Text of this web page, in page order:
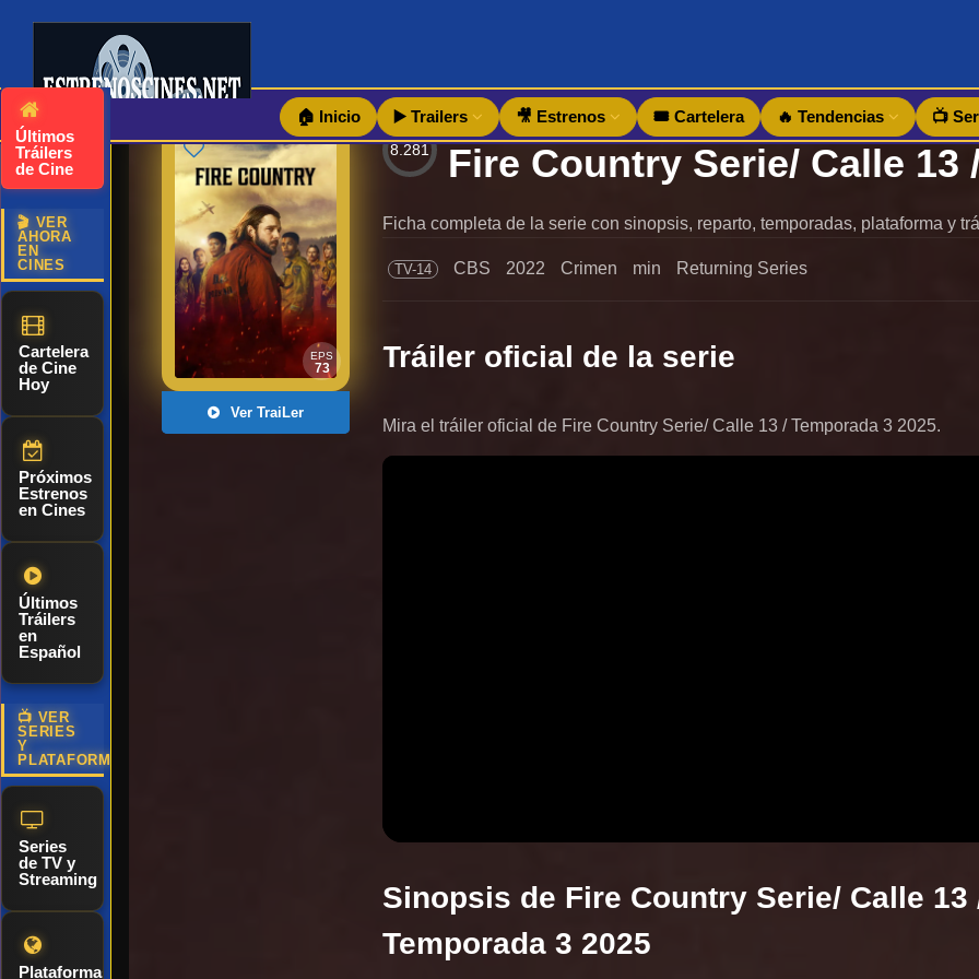
Últimos
Tráilers
de Cine
🎬 VER
AHORA
EN
CINES
Cartelera
de Cine
Hoy
Próximos
Estrenos
en Cines
Últimos
Tráilers
en
Español
📺 VER
SERIES
Y
PLATAFORMAS
Series
de TV y
Streaming
Plataformas
🏠 Inicio ▶️ Trailers 🎥 Estrenos 🎟️ Cartelera 🔥 Tendencias 📺
EPS
73
Ver TraiLer
8.281
Ficha completa de la serie con sinopsis, reparto, temporadas, plataforma y
TV-14 CBS 2022 Crimen min Returning Series
Tráiler oficial de la serie
Mira el tráiler oficial de Fire Country Serie/ Calle 13 / Temporada 3 2025.
Sinopsis de Fire Country Serie/ Calle 13
Temporada 3 2025